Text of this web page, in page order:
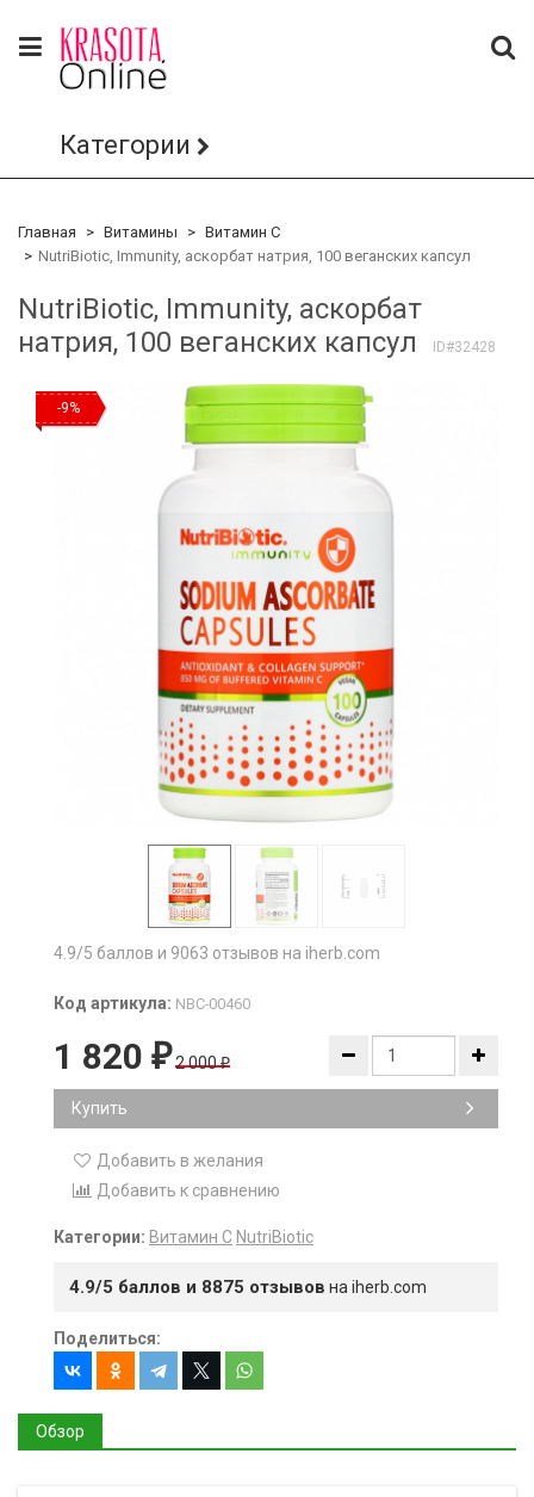
Категории
Главная Витамины
Витамин С
NutriBiotic, Immunity, аскорбат натрия, 100 веганских капсул
NutriBiotic, Immunity, аскорбат
натрия, 100 веганских капсул
ID#32428
-9%
4.9/5 баллов и 9063 отзывов на iherb.com
Код артикула: NBC-00460
1 820 ₽2 000₽
Купить
Добавить в желания
Добавить к сравнению
Категории: Витамин С NutriBiotic
4.9/5 баллов и 8875 отзывов на iherb.com
Поделиться:
Обзор